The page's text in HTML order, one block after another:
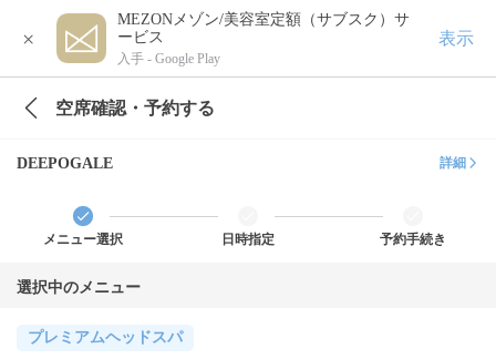
×
MEZONメゾン/美容室定額（サブスク）サ
ービス
入手 - Google Play
表示
空席確認・予約する
DEEPOGALE 詳細
メニュー選択 日時指定 予約手続き
選択中のメニュー
プレミアムヘッドスパ